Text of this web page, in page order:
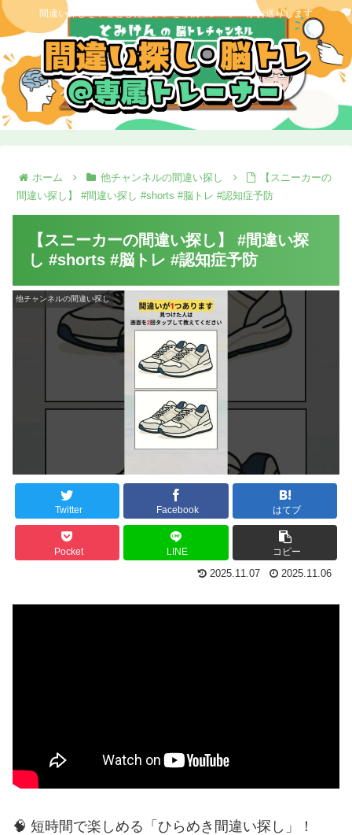
間違い探しを中心とした脳トレを専属トレーナーがお送りします
ホーム 他チャンネルの間違い探し
【スニーカーの
間違い探し】 #間違い探し #shorts #脳トレ #認知症予防
【スニーカーの間違い探し】 #間違い探
し #shorts #脳トレ #認知症予防
他チャンネルの間違い探し
Twitter Facebook はてブ
Pocket LINE コピー
2025.11.07 2025.11.06
🧠 短時間で楽しめる「ひらめき間違い探し」！